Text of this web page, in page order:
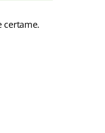
certame.